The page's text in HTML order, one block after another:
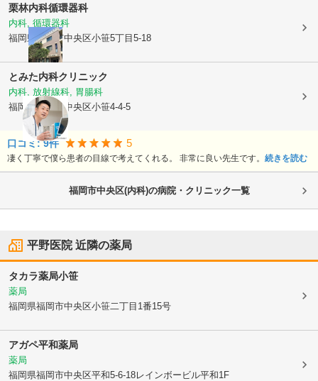
栗林内科循環器科
内科, 循環器科
福岡県福岡市中央区小笹5丁目5-18
とみた内科クリニック
内科, 放射線科, 胃腸科
福岡県福岡市中央区小笹4-4-5
口コミ:9件 5
凄く丁寧で僕ら患者の目線で考えてくれる。 非常に良い先生です。 続きを読む
福岡市中央区(内科)の病院・クリニック一覧
平野医院近隣の薬局
タカラ薬局小笹
薬局
福岡県福岡市中央区小笹二丁目1番15号
アガペ平和薬局
薬局
福岡県福岡市中央区平和5-6-18レインボービル平和1F